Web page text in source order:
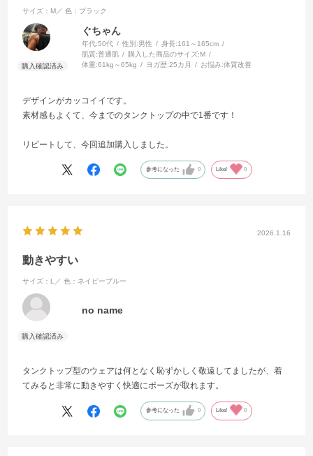
サイズ：M／ 色：ブラック
ぐちゃん
年代:50代 性別:男性 身長:161～165cm
肌質:普通肌 購入した商品のサイズ:M
体重:61kg～65kg ヨガ歴:25カ月 お悩み:体質改善
デザインがカッコイイです。
素材感もよくて、今までのタンクトップの中で1番です！
リピートして、今回追加購入しました。
参考になった 0 Like! 0
2026.1.16
動きやすい
サイズ：L／ 色：ネイビーブルー
no name
タンクトップ型のウェアは何となく恥ずかしく敬遠してましたが、着
てみると非常に動きやすく快適にポーズが取れます。
参考になった 0 Like! 0